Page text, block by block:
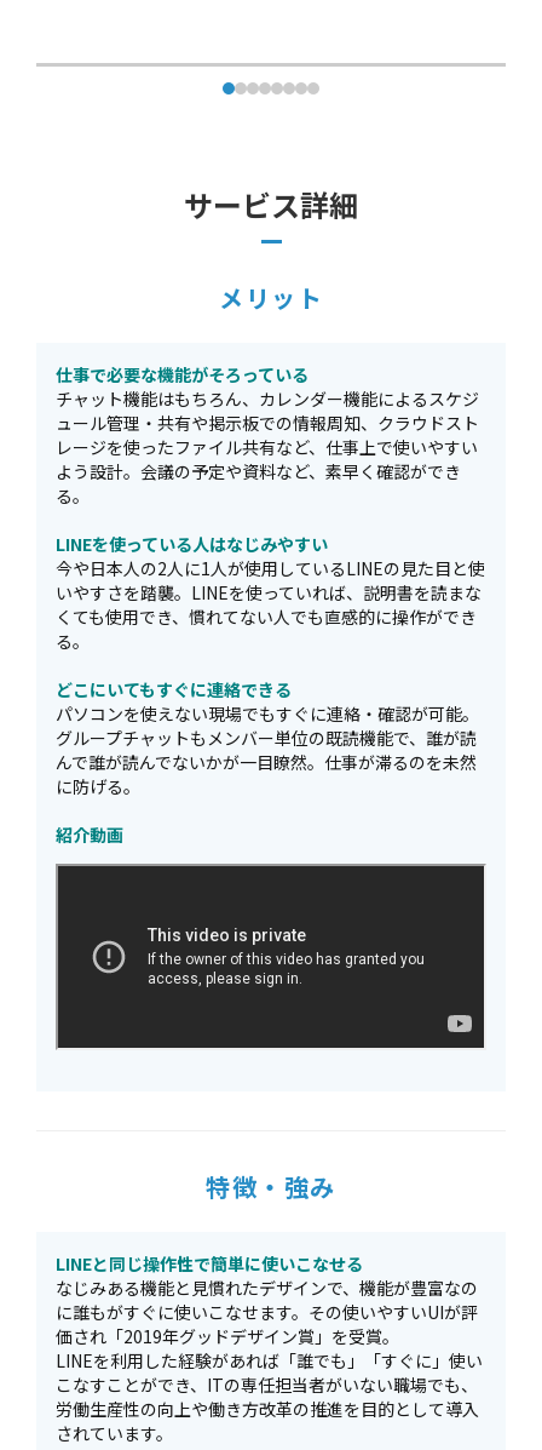
サービス詳細
メリット
仕事で必要な機能がそろっている
チャット機能はもちろん、カレンダー機能によるスケジ
ュール管理・共有や掲示板での情報周知、クラウドスト
レージを使ったファイル共有など、仕事上で使いやすい
よう設計。会議の予定や資料など、素早く確認ができ
る。
LINEを使っている人はなじみやすい
今や日本人の2人に1人が使用しているLINEの見た目と使
いやすさを踏襲。LINEを使っていれば、説明書を読まな
くても使用でき、慣れてない人でも直感的に操作ができ
る。
どこにいてもすぐに連絡できる
パソコンを使えない現場でもすぐに連絡・確認が可能。
グループチャットもメンバー単位の既読機能で、誰が読
んで誰が読んでないかが一目瞭然。仕事が滞るのを未然
に防げる。
紹介動画
特徴・強み
LINEと同じ操作性で簡単に使いこなせる
なじみある機能と見慣れたデザインで、機能が豊富なの
に誰もがすぐに使いこなせます。その使いやすいUIが評
価され「2019年グッドデザイン賞」を受賞。
LINEを利用した経験があれば「誰でも」「すぐに」使い
こなすことができ、ITの専任担当者がいない職場でも、
労働生産性の向上や働き方改革の推進を目的として導入
されています。